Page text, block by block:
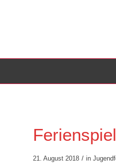
21. August 2018 / in